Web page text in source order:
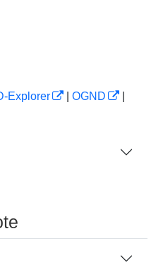
Explorer OGND